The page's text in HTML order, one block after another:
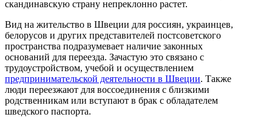
скандинавскую страну непреклонно растет.
Вид на жительство в Швеции для россиян, украинцев,
белорусов и других представителей постсоветского
пространства подразумевает наличие законных
оснований для переезда. Зачастую это связано с
трудоустройством, учебой и осуществлением
предпринимательской деятельности в Швеции. Также
люди переезжают для воссоединения с близкими
родственникам или вступают в брак с обладателем
шведского паспорта.